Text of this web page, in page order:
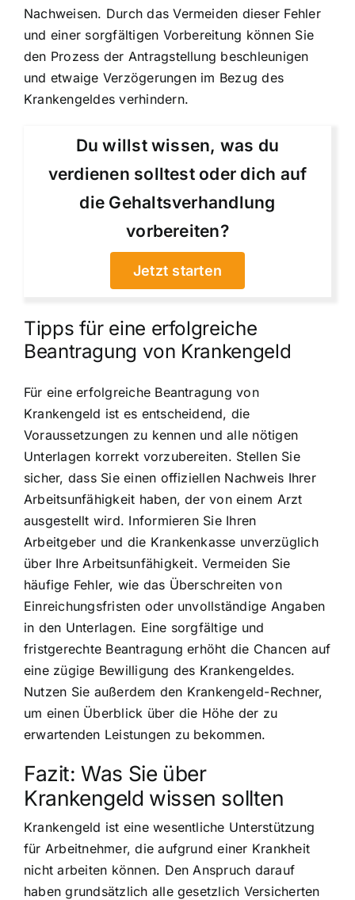
Nachweisen. Durch das Vermeiden dieser Fehler
und einer sorgfältigen Vorbereitung können Sie
den Prozess der Antragstellung beschleunigen
und etwaige Verzögerungen im Bezug des
Krankengeldes verhindern.
Du willst wissen, was du
verdienen solltest oder dich auf
die Gehaltsverhandlung
vorbereiten?
Jetzt starten
Tipps für eine erfolgreiche
Beantragung von Krankengeld
Für eine erfolgreiche Beantragung von
Krankengeld ist es entscheidend, die
Voraussetzungen zu kennen und alle nötigen
Unterlagen korrekt vorzubereiten. Stellen Sie
sicher, dass Sie einen offiziellen Nachweis Ihrer
Arbeitsunfähigkeit haben, der von einem Arzt
ausgestellt wird. Informieren Sie Ihren
Arbeitgeber und die Krankenkasse unverzüglich
über Ihre Arbeitsunfähigkeit. Vermeiden Sie
häufige Fehler, wie das Überschreiten von
Einreichungsfristen oder unvollständige Angaben
in den Unterlagen. Eine sorgfältige und
fristgerechte Beantragung erhöht die Chancen auf
eine zügige Bewilligung des Krankengeldes.
Nutzen Sie außerdem den Krankengeld-Rechner,
um einen Überblick über die Höhe der zu
erwartenden Leistungen zu bekommen.
Fazit: Was Sie über
Krankengeld wissen sollten
Krankengeld ist eine wesentliche Unterstützung
für Arbeitnehmer, die aufgrund einer Krankheit
nicht arbeiten können. Den Anspruch darauf
haben grundsätzlich alle gesetzlich Versicherten